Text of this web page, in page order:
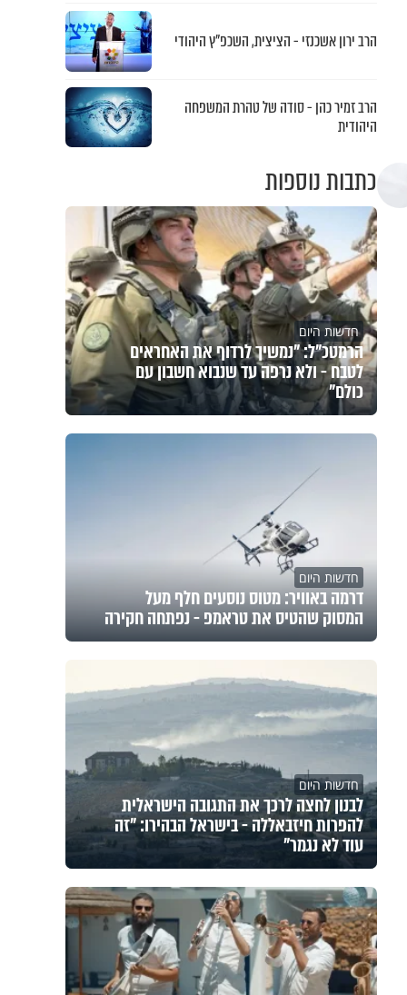
הרב ירון אשכנזי - הציצית, השכפ"ץ היהודי
הרב זמיר כהן - סודה של טהרת המשפחה
היהודית
כתבות נוספות
חדשות היום
הרמטכ"ל: "נמשיך לרדוף את האחראים
לטבח - ולא נרפה עד שנבוא חשבון עם
כולם"
חדשות היום
דרמה באוויר: מטוס נוסעים חלף מעל
המסוק שהטיס את טראמפ - נפתחה חקירה
חדשות היום
לבנון לחצה לרכך את התגובה הישראלית
להפרות חיזבאללה - בישראל הבהירו: "זה
עוד לא נגמר"